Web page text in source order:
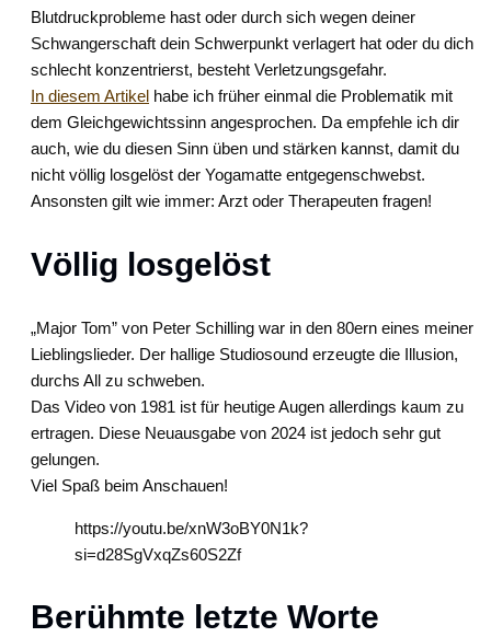
Blutdruckprobleme hast oder durch sich wegen deiner
Schwangerschaft dein Schwerpunkt verlagert hat oder du dich
schlecht konzentrierst, besteht Verletzungsgefahr.
In diesem Artikel habe ich früher einmal die Problematik mit
dem Gleichgewichtssinn angesprochen. Da empfehle ich dir
auch, wie du diesen Sinn üben und stärken kannst, damit du
nicht völlig losgelöst der Yogamatte entgegenschwebst.
Ansonsten gilt wie immer: Arzt oder Therapeuten fragen!
Völlig losgelöst
„Major Tom” von Peter Schilling war in den 80ern eines meiner
Lieblingslieder. Der hallige Studiosound erzeugte die Illusion,
durchs All zu schweben.
Das Video von 1981 ist für heutige Augen allerdings kaum zu
ertragen. Diese Neuausgabe von 2024 ist jedoch sehr gut
gelungen.
Viel Spaß beim Anschauen!
https://youtu.be/xnW3oBY0N1k?
si=d28SgVxqZs60S2Zf
Berühmte letzte Worte